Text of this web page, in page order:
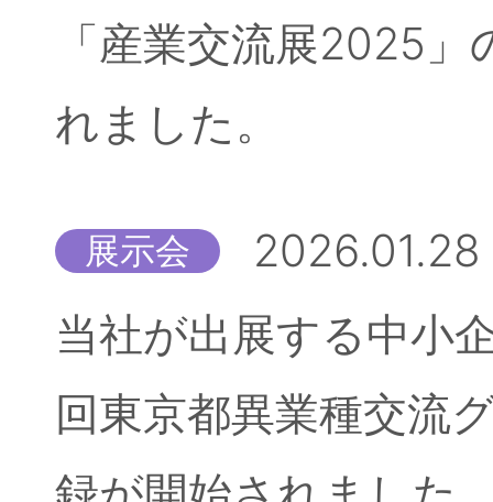
「産業交流展2025
れました。
展示会
2026.01.28
当社が出展する中小
回東京都異業種交流